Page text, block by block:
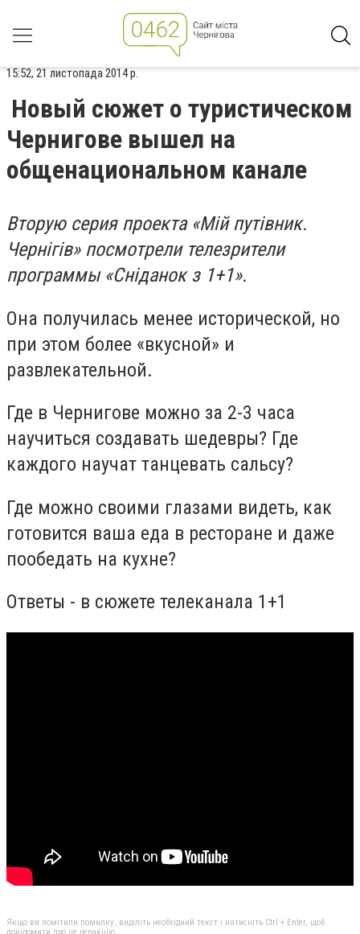
15:52, 21 листопада 2014 р.
Новый сюжет о туристическом
Чернигове вышел на
общенациональном канале
Вторую серия проекта «Мій путівник.
Чернігів» посмотрели телезрители
программы «Сніданок з 1+1».
Она получилась менее исторической, но
при этом более «вкусной» и
развлекательной.
Где в Чернигове можно за 2-3 часа
научиться создавать шедевры? Где
каждого научат танцевать сальсу?
Где можно своими глазами видеть, как
готовится ваша еда в ресторане и даже
пообедать на кухне?
Ответы - в сюжете телеканала 1+1
Якщо ви помітили помилку, виділіть необхідний текст і натисніть Ctrl + Enter, щоб
повідомити про це редакцію